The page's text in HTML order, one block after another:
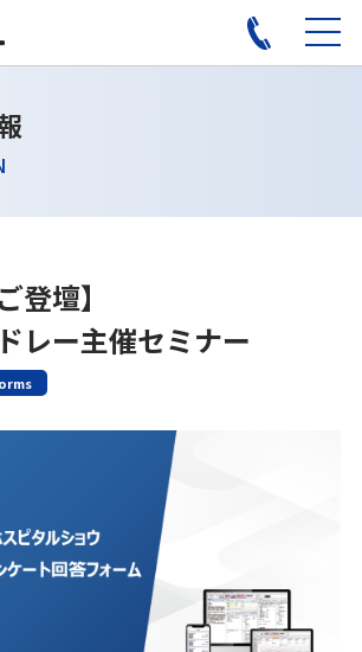
登壇】
レー主催セミナー